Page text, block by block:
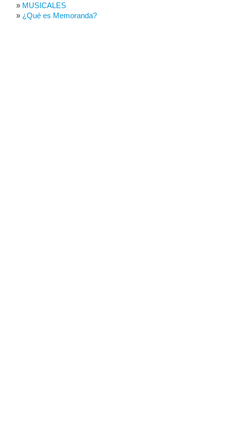
MUSICALES
¿Qué es Memoranda?